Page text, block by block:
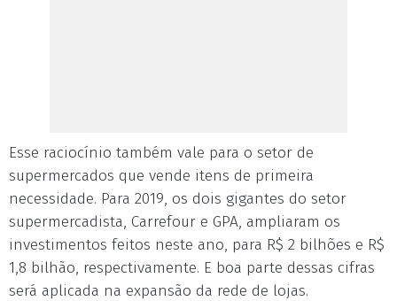
Esse raciocínio também vale para o setor de
supermercados que vende itens de primeira
necessidade. Para 2019, os dois gigantes do setor
supermercadista, Carrefour e GPA, ampliaram os
investimentos feitos neste ano, para R$ 2 bilhões e R$
1,8 bilhão, respectivamente. E boa parte dessas cifras
será aplicada na expansão da rede de lojas.